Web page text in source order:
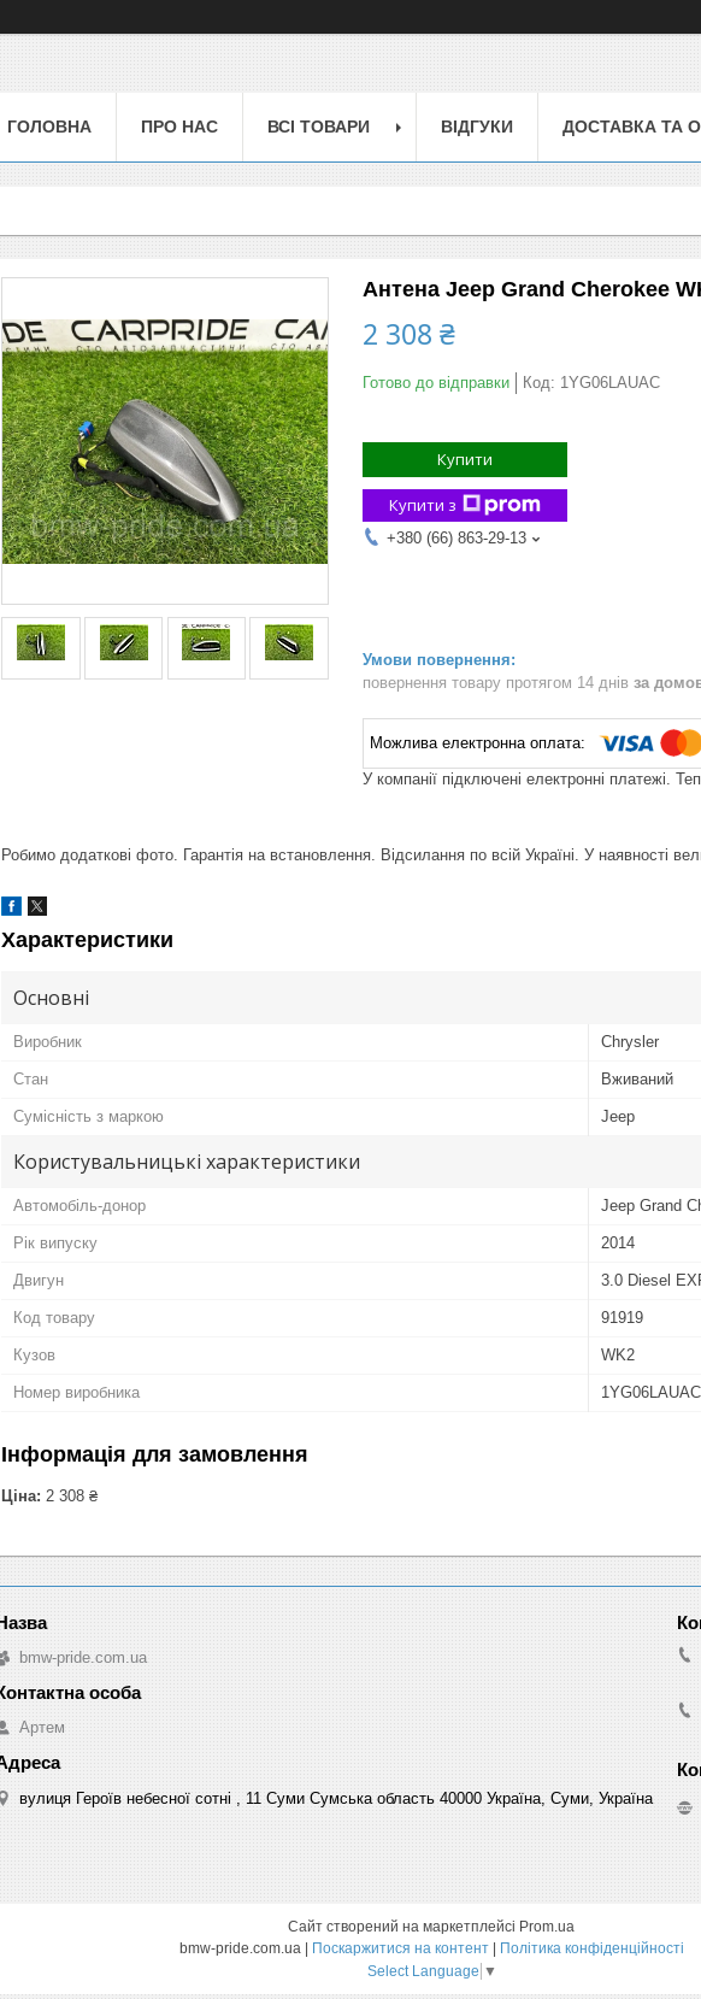
ГОЛОВНА ПРО НАС ВСІ ТОВАРИ ВІДГУКИ ДОСТАВКА ТА
Антена Jeep Grand Cherokee
2 308 ₴
Готово до відправки Код: 1YG06LAUAC
Купити
Купити з
+380 (66) 863-29-13
повернення товару протягом 14 днів за
У компанії підключені електронні платежі.
Робимо додаткові фото. Гарантія на встановлення. Відсилання по всій Україні. У наявності
Характеристики
Основні
Виробник Chrysler
Стан Вживаний
Сумісність з маркою Jeep
Користувальницькі характеристики
Автомобіль-донор Jeep Grand
Рік випуску 2014
Двигун 3.0 Diesel
Код товару 91919
Кузов WK2
Номер виробника 1YG06LAUAC
Інформація для замовлення
Ціна: 2 308 ₴
bmw-pride.com.ua
Артем
вулиця Героїв небесної сотні , 11 Суми Сумська область 40000 Україна, Суми, Україна
Сайт створений на маркетплейсі Prom.ua
Поскаржитися на контент
Політика конфіденційності
Select Language ▼